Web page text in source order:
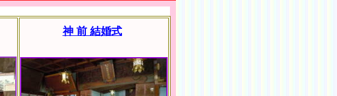
神 前 結婚式